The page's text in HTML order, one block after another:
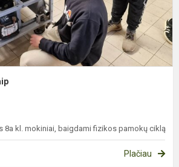
8a kl. mokiniai, baigdami fizikos pamokų ciklą
Plačiau